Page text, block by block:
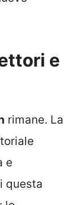
e
rimane. La
e
questa